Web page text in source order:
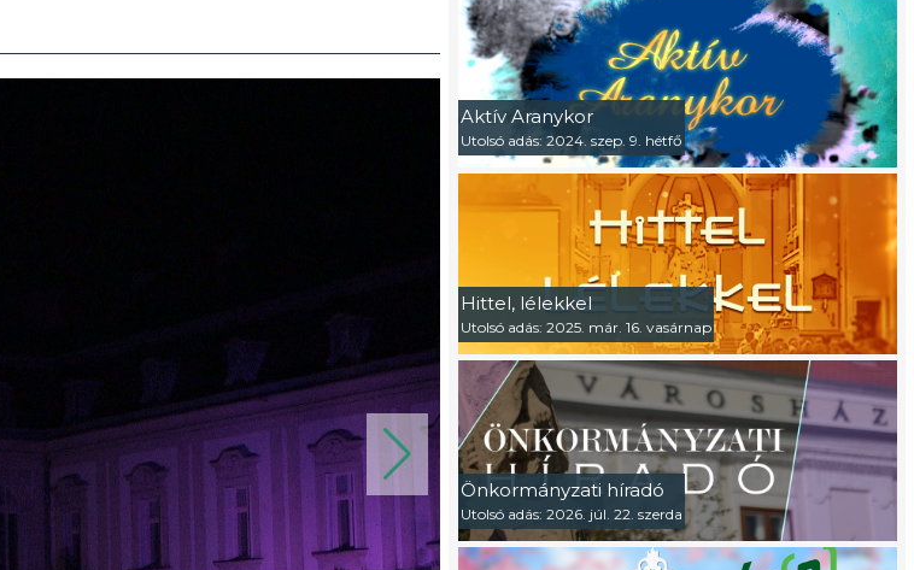
Aktív Aranykor
Utolsó adás: 2024. szep. 9. hétfő
Hittel, lélekkel
Utolsó adás: 2025. már. 16. vasárnap
Önkormányzati híradó
Utolsó adás: 2026. júl. 22. szerda